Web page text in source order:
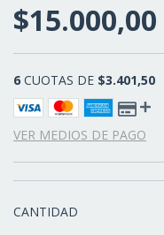
$15.000,00
6 CUOTAS DE $3.401,50
VER MEDIOS DE PAGO
CANTIDAD